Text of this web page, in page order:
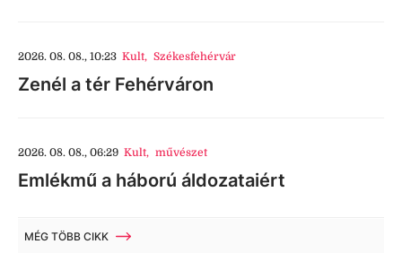
2026. 08. 08., 10:23 Kult, Székesfehérvár
Zenél a tér Fehérváron
2026. 08. 08., 06:29 Kult, művészet
Emlékmű a háború áldozataiért
MÉG TÖBB CIKK